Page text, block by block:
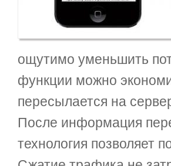
ощутимо уменьшить
функции можно
пересылается на
После информация
технология позволяет